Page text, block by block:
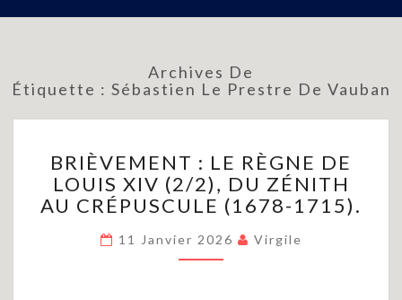
Archives De
Étiquette : Sébastien Le Prestre De Vauban
:
LE
RÈGNE
LOUIS
XIV
BRIÈVEMENT : LE RÈGNE DE
LOUIS XIV (2/2), DU ZÉNITH
AU CRÉPUSCULE (1678-1715).
11 Janvier 2026 Virgile